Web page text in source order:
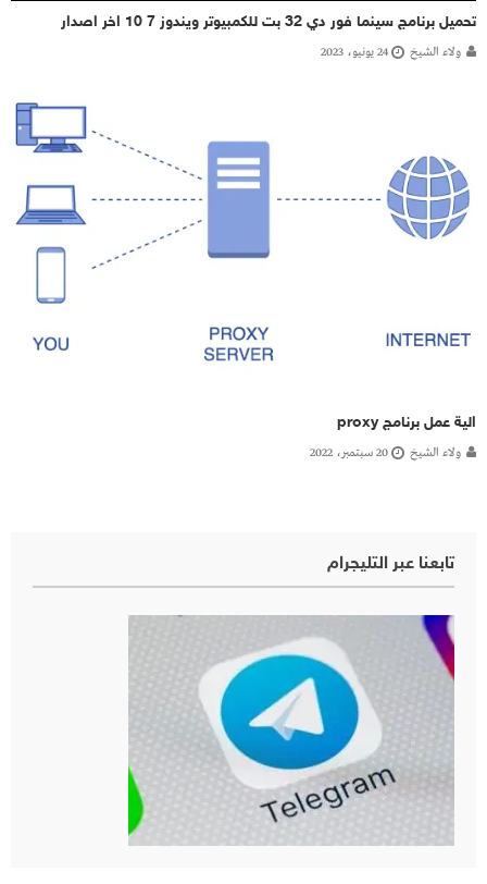
تحميل برنامج سينما فور دي 32 بت للكمبيوتر ويندوز 7 10 اخر اصدار
ولاء الشيخ 24 يونيو، 2023
الية عمل برنامج proxy
ولاء الشيخ 20 سبتمبر، 2022
تابعنا عبر التليجرام